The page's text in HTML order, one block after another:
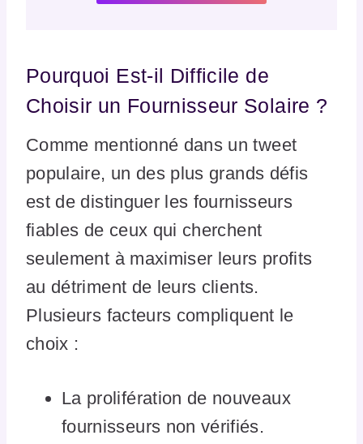
Pourquoi Est-il Difficile de
Choisir un Fournisseur Solaire ?
Comme mentionné dans un tweet
populaire, un des plus grands défis
est de distinguer les fournisseurs
fiables de ceux qui cherchent
seulement à maximiser leurs profits
au détriment de leurs clients.
Plusieurs facteurs compliquent le
choix :
La prolifération de nouveaux
fournisseurs non vérifiés.